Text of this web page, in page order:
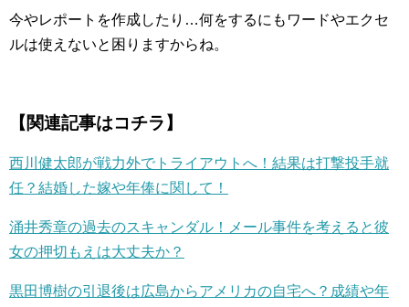
今やレポートを作成したり…何をするにもワードやエクセ
ルは使えないと困りますからね。
【関連記事はコチラ】
西川健太郎が戦力外でトライアウトへ！結果は打撃投手就
任？結婚した嫁や年俸に関して！
涌井秀章の過去のスキャンダル！メール事件を考えると彼
女の押切もえは大丈夫か？
黒田博樹の引退後は広島からアメリカの自宅へ？成績や年